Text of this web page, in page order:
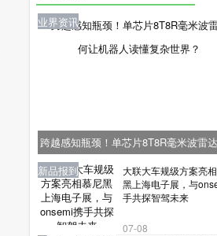
业界资讯
跨越感知瓶颈！单芯片8T8R毫米波雷
让机器人读懂复杂世界？
业界资讯
大联大车规级方案亮
黑上海电子展，与
手共探智驾未来
07-08
业界资讯
业界资讯
新品报到
新品报到